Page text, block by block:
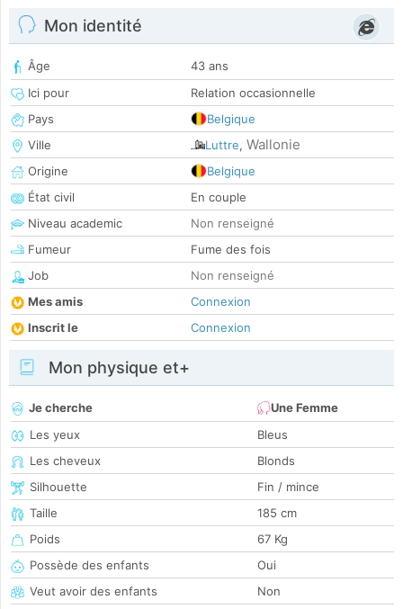
Mon identité
Âge
43 ans
Ici pour
Relation occasionnelle
Pays
Belgique
Ville
Luttre, Wallonie
Origine
Belgique
État civil
En couple
Niveau academic
Non renseigné
Fumeur
Fume des fois
Job
Non renseigné
Mes amis
Connexion
Inscrit le
Connexion
Mon physique et+
Je cherche
Une Femme
Les yeux
Bleus
Les cheveux
Blonds
Silhouette
Fin / mince
Taille
185 cm
Poids
67 Kg
Possède des enfants
Oui
Veut avoir des enfants
Non